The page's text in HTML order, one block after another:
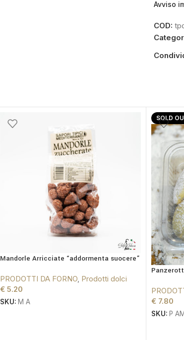
Avviso
COD:
Mandorle Arricciate “addormenta suocere”
PRODOTTI DA FORNO, Prodotti dolci
€ 5.20
SKU: M A
SOLD
€ 7.80
SKU: P AM